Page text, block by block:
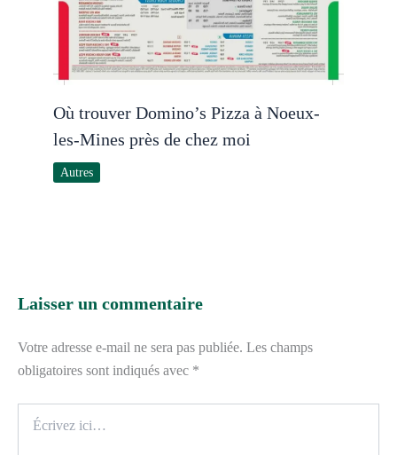
Où trouver Domino’s Pizza à Noeux-
les-Mines près de chez moi
Autres
Laisser un commentaire
Votre adresse e-mail ne sera pas publiée. Les champs
obligatoires sont indiqués avec *
ici…